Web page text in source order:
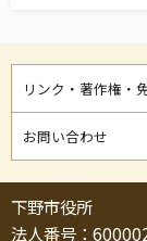
リンク・著作権・
お問い合わせ
下野市役所
法人番号：